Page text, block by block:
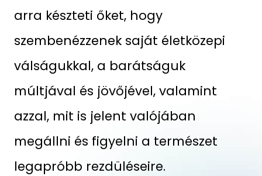
arra készteti őket, hogy
szembenézzenek saját életközepi
válságukkal, a barátságuk
múltjával és jövőjével, valamint
azzal, mit is jelent valójában
megállni és figyelni a természet
legapróbb rezdüléseire.